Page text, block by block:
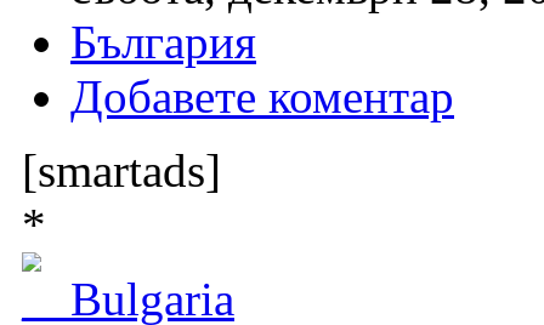
България
Добавете коментар
[smartads]
*